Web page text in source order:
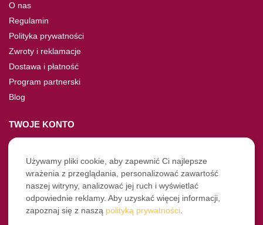
O nas
Regulamin
Polityka prywatności
Zwroty i reklamacje
Dostawa i płatność
Program partnerski
Blog
TWOJE KONTO
Moje konto
Nie pamiętasz hasła?
Twoje zamówienia
NASZE SOCIALE
Używamy pliki cookie, aby zapewnić Ci najlepsze
wrażenia z przeglądania, personalizować zawartość
naszej witryny, analizować jej ruch i wyświetlać
odpowiednie reklamy. Aby uzyskać więcej informacji,
zapoznaj się z naszą polityką prywatności